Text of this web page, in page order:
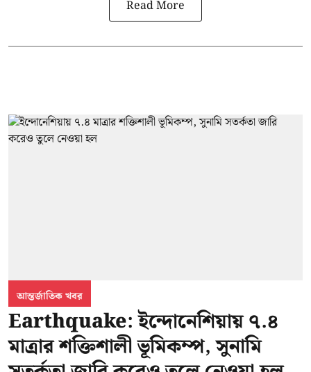
Read More
আন্তর্জাতিক খবর
Earthquake: ইন্দোনেশিয়ায় ৭.৪
মাত্রার শক্তিশালী ভূমিকম্প, সুনামি